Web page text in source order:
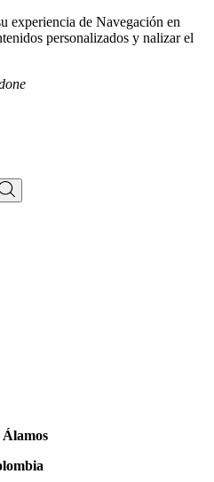
experiencia de Navegación en
personalizados y nalizar el
Álamos